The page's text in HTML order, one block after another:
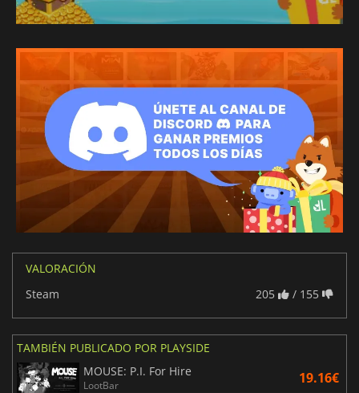
VALORACIÓN
Steam
205 / 155
TAMBIÉN PUBLICADO POR PLAYSIDE
MOUSE: P.I. For Hire
LootBar 19.16€